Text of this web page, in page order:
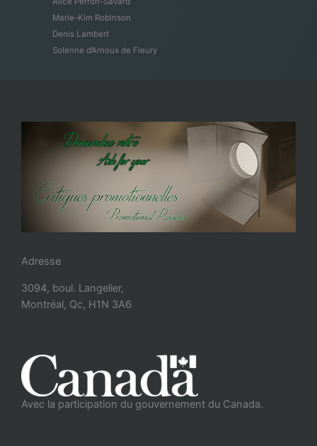
Marie-Kim Robinson
Denis Lambert
Solenne d’Arnoux de Fleury
Adresse
3094, boul. Langelier,
Montréal, Qc, H1N 3A6
Avec la participation du gouvernement du Canada.